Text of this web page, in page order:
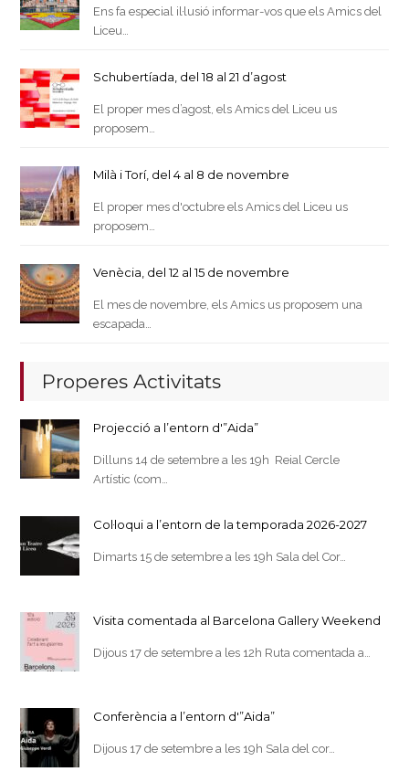
Ens fa especial il·lusió informar-vos que els Amics del
Liceu…
Schubertíada, del 18 al 21 d’agost
El proper mes d’agost, els Amics del Liceu us
proposem…
Milà i Torí, del 4 al 8 de novembre
El proper mes d'octubre els Amics del Liceu us
proposem…
Venècia, del 12 al 15 de novembre
El mes de novembre, els Amics us proposem una
escapada…
Properes Activitats
Projecció a l’entorn d'”Aida”
Dilluns 14 de setembre a les 19h Reial Cercle
Artístic (com…
Col·loqui a l’entorn de la temporada 2026-2027
Dimarts 15 de setembre a les 19h Sala del Cor…
Visita comentada al Barcelona Gallery Weekend
Dijous 17 de setembre a les 12h Ruta comentada a…
Conferència a l’entorn d'”Aida”
Dijous 17 de setembre a les 19h Sala del cor…